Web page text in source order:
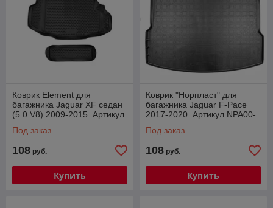
Коврик Element для
багажника Jaguar XF седан
(5.0 V8) 2009-2015. Артикул
Под заказ
108 руб.
Купить
Коврик "Норпласт" для
багажника Jaguar F-Pace
2017-2020. Артикул NPA00-
Под заказ
108 руб.
Купить